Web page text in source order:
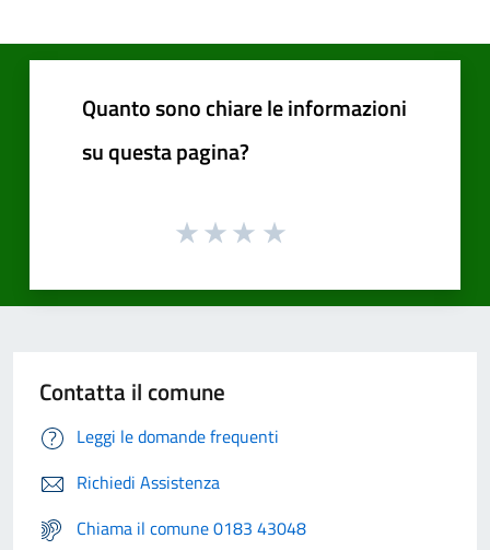
Quanto sono chiare le informazioni
su questa pagina?
Contatta il comune
Leggi le domande frequenti
Richiedi Assistenza
Chiama il comune 0183 43048